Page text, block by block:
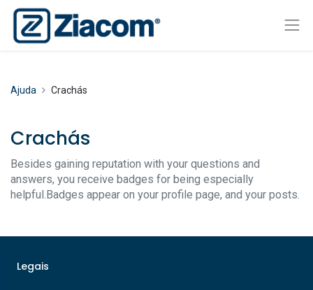
Ajuda Crachás
Crachás
Besides gaining reputation with your questions and
answers, you receive badges for being especially
helpful.Badges appear on your profile page, and your posts.
Legais